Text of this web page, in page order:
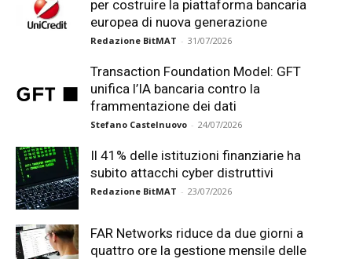
per costruire la piattaforma bancaria
europea di nuova generazione
Redazione BitMAT - 31/07/2026
Transaction Foundation Model: GFT
unifica l’IA bancaria contro la
frammentazione dei dati
Stefano Castelnuovo - 24/07/2026
Il 41% delle istituzioni finanziarie ha
subito attacchi cyber distruttivi
Redazione BitMAT - 23/07/2026
FAR Networks riduce da due giorni a
quattro ore la gestione mensile delle